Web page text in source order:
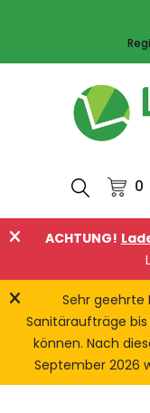
0
ACHTUNG!
Sehr geehrte
Sanitäraufträge
können. Nach
September 2026